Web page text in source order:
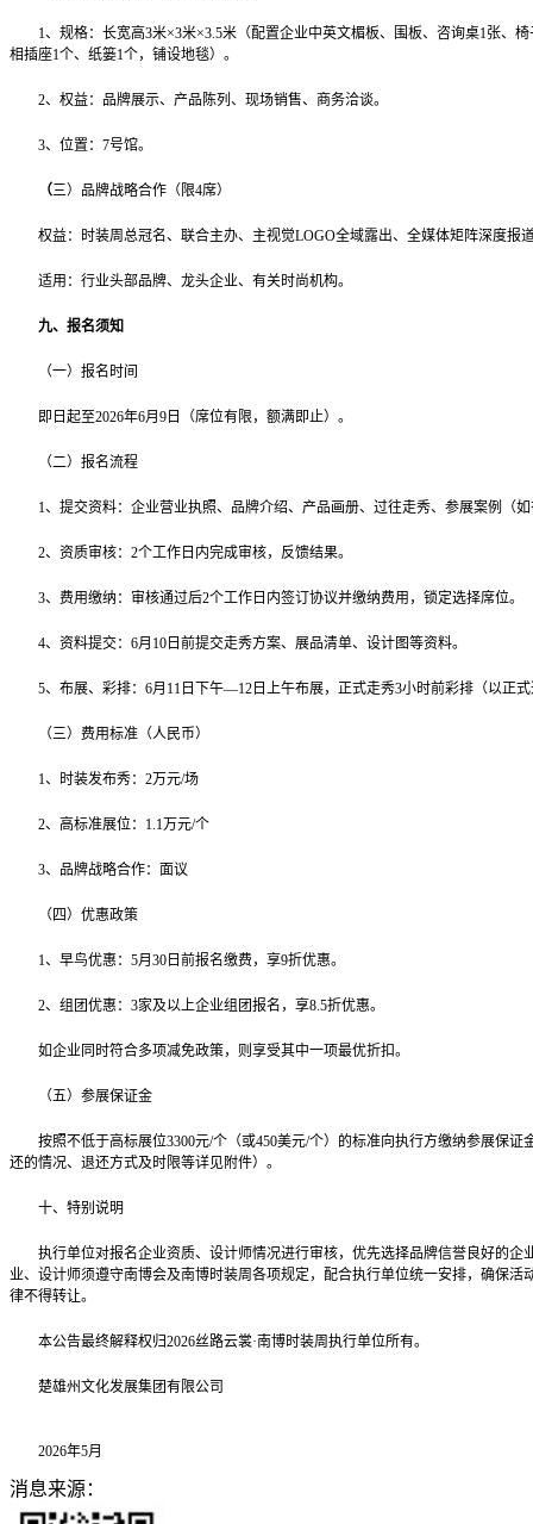
1、规格：长宽高3米×3米×3.5米（配置企业中英文楣板、围板、咨询桌1张、
相插座1个、纸篓1个，铺设地毯）。
2、权益：品牌展示、产品陈列、现场销售、商务洽谈。
3、位置：7号馆。
（三）品牌战略合作（限4席）
权益：时装周总冠名、联合主办、主视觉LOGO全域露出、全媒体矩阵深度报
适用：行业头部品牌、龙头企业、有关时尚机构。
九、报名须知
（一）报名时间
即日起至2026年6月9日（席位有限，额满即止）。
（二）报名流程
1、提交资料：企业营业执照、品牌介绍、产品画册、过往走秀、参展案例（
2、资质审核：2个工作日内完成审核，反馈结果。
3、费用缴纳：审核通过后2个工作日内签订协议并缴纳费用，锁定选择席位。
4、资料提交：6月10日前提交走秀方案、展品清单、设计图等资料。
5、布展、彩排：6月11日下午—12日上午布展，正式走秀3小时前彩排（以正
（三）费用标准（人民币）
1、时装发布秀：2万元/场
2、高标准展位：1.1万元/个
3、品牌战略合作：面议
（四）优惠政策
1、早鸟优惠：5月30日前报名缴费，享9折优惠。
2、组团优惠：3家及以上企业组团报名，享8.5折优惠。
如企业同时符合多项减免政策，则享受其中一项最优折扣。
（五）参展保证金
按照不低于高标展位3300元/个（或450美元/个）的标准向执行方缴纳参展保证
还的情况、退还方式及时限等详见附件）。
十、特别说明
执行单位对报名企业资质、设计师情况进行审核，优先选择品牌信誉良好的企
业、设计师须遵守南博会及南博时装周各项规定，配合执行单位统一安排，确保活
律不得转让。
本公告最终解释权归2026丝路云裳·南博时装周执行单位所有。
楚雄州文化发展集团有限公司
2026年5月
消息来源：